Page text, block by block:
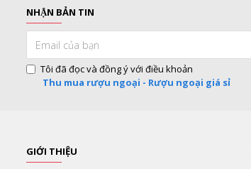
NHẬN BẢN TIN
Tôi đã đọc và đồng ý với điều khoản
Thu mua rượu ngoại - Rượu ngoại giá sỉ
GIỚI THIỆU